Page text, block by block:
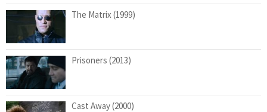
The Matrix (1999)
Prisoners (2013)
Cast Away (2000)